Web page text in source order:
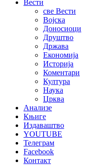
Вести
све Вести
Војска
Доносиоци
Друштво
Држава
Економија
Историја
Коментари
Култура
Наука
Црква
Анализе
Књиге
Издаваштво
YOUTUBE
Телеграм
Facebook
Контакт